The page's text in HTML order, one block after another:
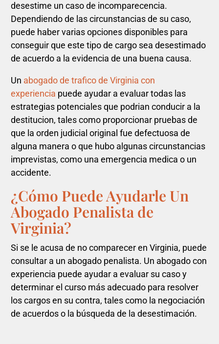
desestime un caso de incomparecencia.
Dependiendo de las circunstancias de su caso,
puede haber varias opciones disponibles para
conseguir que este tipo de cargo sea desestimado
de acuerdo a la evidencia de una buena causa.
Un abogado de trafico de Virginia con
experiencia puede ayudar a evaluar todas las
estrategias potenciales que podrian conducir a la
destitucion, tales como proporcionar pruebas de
que la orden judicial original fue defectuosa de
alguna manera o que hubo algunas circunstancias
imprevistas, como una emergencia medica o un
accidente.
¿Cómo Puede Ayudarle Un
Abogado Penalista de
Virginia?
Si se le acusa de no comparecer en Virginia, puede
consultar a un abogado penalista. Un abogado con
experiencia puede ayudar a evaluar su caso y
determinar el curso más adecuado para resolver
los cargos en su contra, tales como la negociación
de acuerdos o la búsqueda de la desestimación.